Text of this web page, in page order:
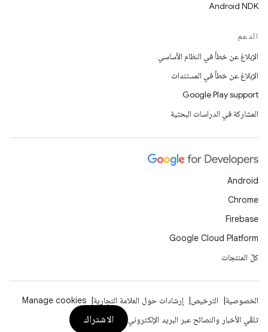
Android NDK
الدعم
الإبلاغ عن خطأ في النظام الأساسي
الإبلاغ عن خطأ في المستندات
Google Play support
المشاركة في الدراسات البحثية
Android
Chrome
Firebase
Google Cloud Platform
كلّ المنتجات
الخصوصية الترخيص إرشادات حول العلامة التجارية
Manage cookies
تلقّي الأخبار والنصائح عبر البريد الإلكتروني
الاشتراك